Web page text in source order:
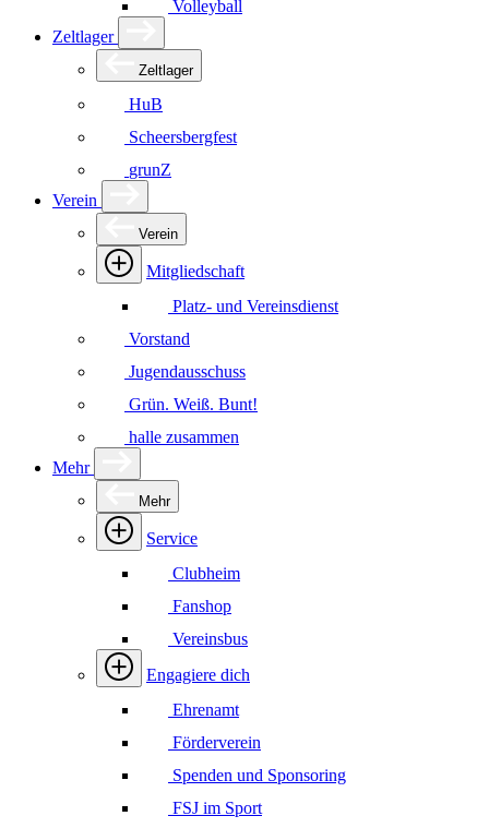
Volleyball
Zeltlager
Zeltlager
HuB
Scheersbergfest
grunZ
Verein
Verein
Mitgliedschaft
Platz- und Vereinsdienst
Vorstand
Jugendausschuss
Grün. Weiß. Bunt!
halle zusammen
Mehr
Mehr
Service
Clubheim
Fanshop
Vereinsbus
Engagiere dich
Ehrenamt
Förderverein
Spenden und Sponsoring
FSJ im Sport